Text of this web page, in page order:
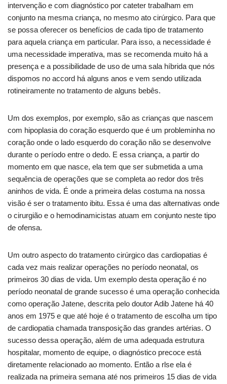
intervenção e com diagnóstico por cateter trabalham em
conjunto na mesma criança, no mesmo ato cirúrgico. Para que
se possa oferecer os benefícios de cada tipo de tratamento
para aquela criança em particular. Para isso, a necessidade é
uma necessidade imperativa, mas se recomenda muito há a
presença e a possibilidade de uso de uma sala híbrida que nós
dispomos no accord há alguns anos e vem sendo utilizada
rotineiramente no tratamento de alguns bebês.
Um dos exemplos, por exemplo, são as crianças que nascem
com hipoplasia do coração esquerdo que é um probleminha no
coração onde o lado esquerdo do coração não se desenvolve
durante o período entre o dedo. E essa criança, a partir do
momento em que nasce, ela tem que ser submetida a uma
sequência de operações que se completa ao redor dos três
aninhos de vida. É onde a primeira delas costuma na nossa
visão é ser o tratamento ibitu. Essa é uma das alternativas onde
o cirurgião e o hemodinamicistas atuam em conjunto neste tipo
de ofensa.
Um outro aspecto do tratamento cirúrgico das cardiopatias é
cada vez mais realizar operações no período neonatal, os
primeiros 30 dias de vida. Um exemplo desta operação é no
período neonatal de grande sucesso é uma operação conhecida
como operação Jatene, descrita pelo doutor Adib Jatene há 40
anos em 1975 e que até hoje é o tratamento de escolha um tipo
de cardiopatia chamada transposição das grandes artérias. O
sucesso dessa operação, além de uma adequada estrutura
hospitalar, momento de equipe, o diagnóstico precoce está
diretamente relacionado ao momento. Então a rlse ela é
realizada na primeira semana até nos primeiros 15 dias de vida